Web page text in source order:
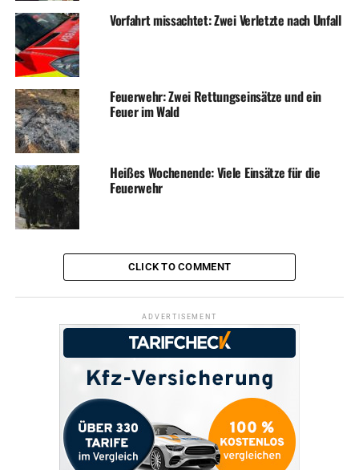
Vorfahrt missachtet: Zwei Verletzte nach Unfall
Feuerwehr: Zwei Rettungseinsätze und ein
Feuer im Wald
Heißes Wochenende: Viele Einsätze für die
Feuerwehr
CLICK TO COMMENT
ADVERTISEMENT